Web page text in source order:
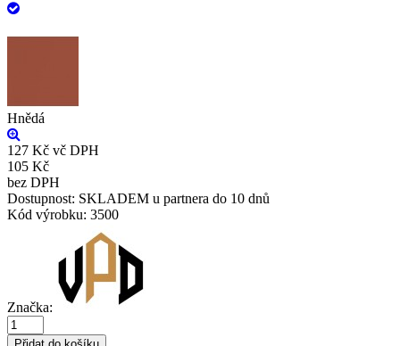
Hnědá
127 Kč vč DPH
105 Kč
bez DPH
Dostupnost: SKLADEM u partnera do 10 dnů
Kód výrobku: 3500
Značka: